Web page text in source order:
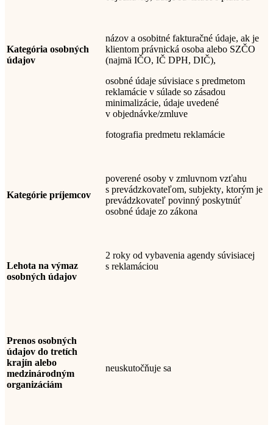
Kategória osobných
údajov
názov a osobitné fakturačné údaje, ak je
klientom právnická osoba alebo SZČO
(najmä IČO, IČ DPH, DIČ),
osobné údaje súvisiace s predmetom
reklamácie v súlade so zásadou
minimalizácie, údaje uvedené
v objednávke/zmluve
fotografia predmetu reklamácie
Kategórie príjemcov
poverené osoby v zmluvnom vzťahu
s prevádzkovateľom, subjekty, ktorým je
prevádzkovateľ povinný poskytnúť
osobné údaje zo zákona
Lehota na výmaz
osobných údajov
2 roky od vybavenia agendy súvisiacej
s reklamáciou
Prenos osobných
údajov do tretích
krajín alebo
medzinárodným
organizáciám
neuskutočňuje sa